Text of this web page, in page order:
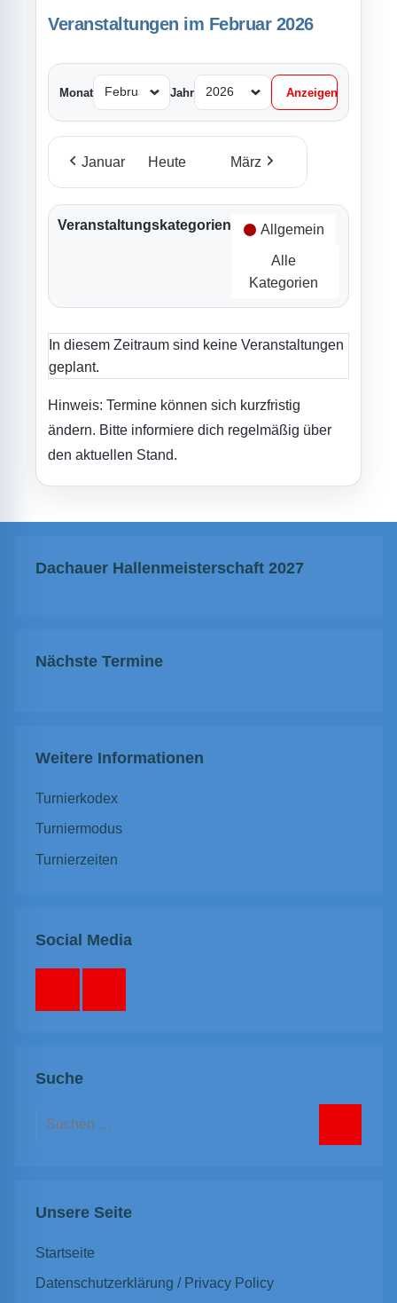
Veranstaltungen im Februar 2026
Monat Jahr
Januar Heute März
Veranstaltungskategorien Allgemein
Alle
Kategorien
In diesem Zeitraum sind keine Veranstaltungen
geplant.
Hinweis: Termine können sich kurzfristig
ändern. Bitte informiere dich regelmäßig über
den aktuellen Stand.
Dachauer Hallenmeisterschaft 2027
Nächste Termine
Weitere Informationen
Turnierkodex
Turniermodus
Turnierzeiten
Social Media
Suche
Suchen
Unsere Seite
Startseite
Datenschutzerklärung / Privacy Policy